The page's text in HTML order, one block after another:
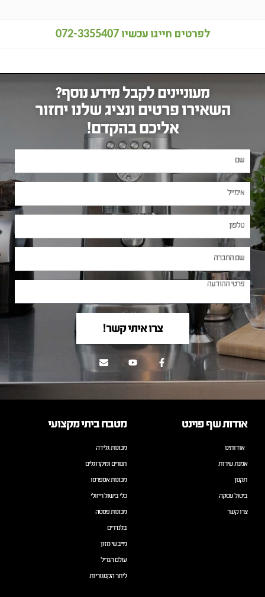
לפרטים חייגו עכשיו072-3355407
מעוניינים לקבל מידע נוסף?
השאירו פרטים ונציג שלנו יחזור
אליכם בהקדם!
צרו איתי קשר!
אודות שף פוינט
אודותינו
אמנת שירות
תקנון
ביטול עסקה
צרו קשר
מטבח ביתי מקצועי
מכונות גלידה
תנורים ומיקרוגלים
מכונות אספרסו
כלי בישול ריזולי
מכונות פסטה
בלנדרים
מייבשי מזון
עולם הגריל
ליתר הקטגוריות